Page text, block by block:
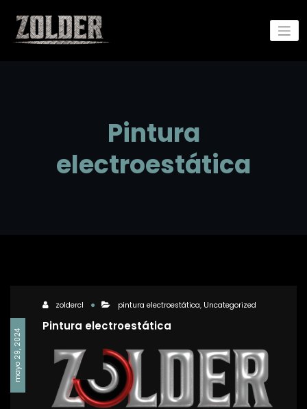
Pintura
electroestática
mayo 29, 2024
zoldercl pintura electroestática, Uncategorized
Pintura electroestática